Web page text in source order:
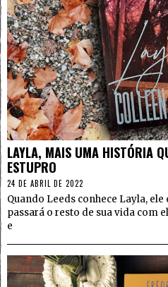
LAYLA, MAIS UMA HISTÓRIA
ESTUPRO
24 DE ABRIL DE 2022
Quando Leeds conhece Layla,
passará o resto de sua vida com
e